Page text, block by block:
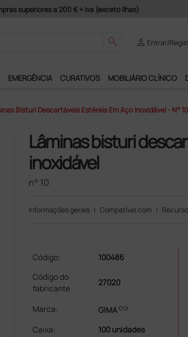
de Satisfação!
search person Entrar/
EMERGÊNCIA CURATIVOS MOBILIÁRIO CLÍNICO
Bisturi Descartáveis Estéreis Em Aço Inoxidável - N° 10
Lâminas bisturi
inoxidável
n° 10
Informações gerais | Compatível com |
Código:
100486
Código do
fabricante
27020
Marca: GIMAlink
Caixa:
100 unidades